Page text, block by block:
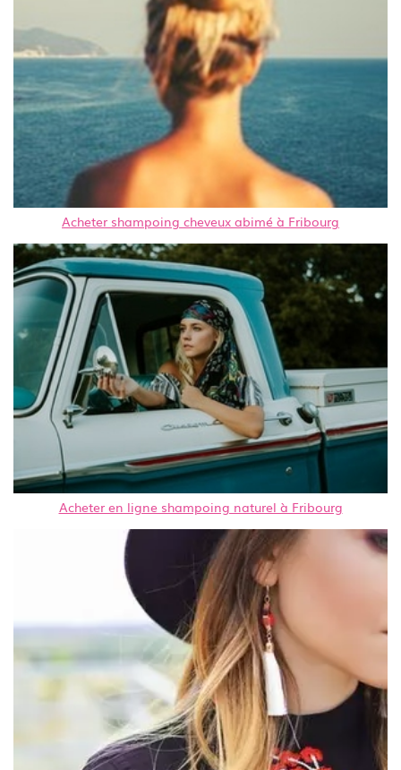
Acheter shampoing cheveux abimé à Fribourg
Acheter en ligne shampoing naturel à Fribourg